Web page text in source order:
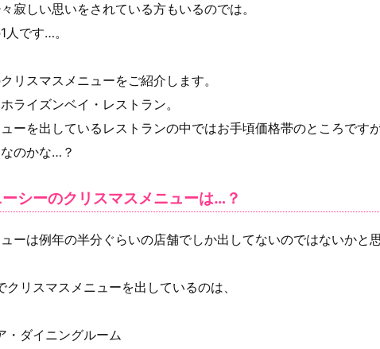
寂しい思いをされている方もいるのでは。
人です…。
リスマスメニューをご紹介します。
ライズンベイ・レストラン。
ーを出しているレストランの中ではお手頃価格帯のところですが
のかな…？
シーのクリスマスメニューは…？
ーは例年の半分ぐらいの店舗でしか出してないのではないかと
リスマスメニューを出しているのは、
・ダイニングルーム